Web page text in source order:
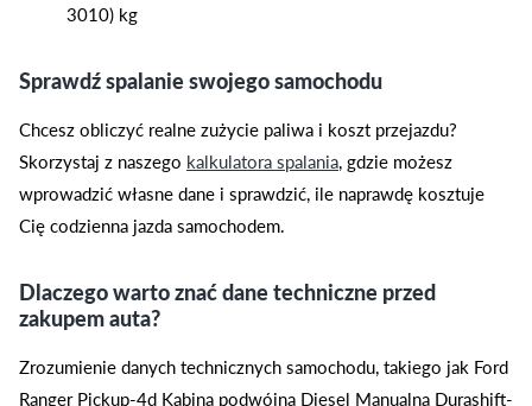
3010) kg
Sprawdź spalanie swojego samochodu
Chcesz obliczyć realne zużycie paliwa i koszt przejazdu?
Skorzystaj z naszego kalkulatora spalania, gdzie możesz
wprowadzić własne dane i sprawdzić, ile naprawdę kosztuje
Cię codzienna jazda samochodem.
Dlaczego warto znać dane techniczne przed
zakupem auta?
Zrozumienie danych technicznych samochodu, takiego jak Ford
Ranger Pickup-4d Kabina podwójna Diesel Manualna Durashift-